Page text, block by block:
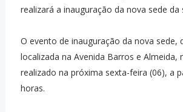
realizará a inauguração da nova sede da
O evento de inauguração da nova sede,
localizada na Avenida Barros e Almeida,
realizado na próxima sexta-feira (06), a
horas.